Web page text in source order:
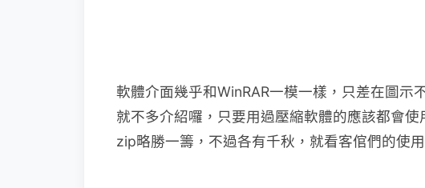
軟體介面幾乎和WinRAR一模一樣，只差在圖示
就不多介紹囉，只要用過壓縮軟體的應該都會
zip略勝一籌，不過各有千秋，就看客倌們的使用